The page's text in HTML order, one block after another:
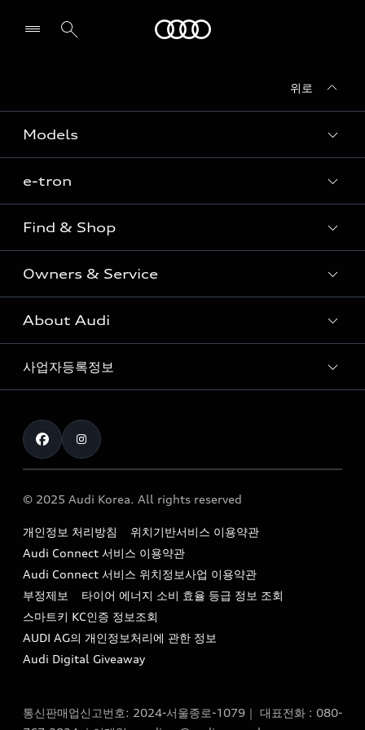
위로
Models
Sedan
SUV
Coupe
S range
e-tron
e-tron
Find & Shop
전시장/AAP 전시장/AS센터
아우디 신차 재고
아우디 모델 비교하기
아우디 공식 인증 중고차
The new Audi A6 Taste Drive 이벤트
Owners & Service
고객안내
Audi Connect
myAudiworld
내비게이션 데이터 다운로드
아우디 영상 매뉴얼
서비스 센터
서비스 프로그램
아우디 e-tron 케어 프로그램
사설수리업체를 위한 권고사항
About Audi
아우디 브랜드
Formula 1
Audi Story
아우디코리아 소식
아우디코리아 소개
아우디 스토리
아우디 브랜드 히스토리
quattro 시스템
사업자등록정보
통신판매업신고번호 : 2024-서울종로-1079
대표자명 : 틸 셰어
딩)
이메일 : audi_m@audi-ccc.co.kr
© 2025 Audi Korea. All rights reserved
개인정보 처리방침
위치기반서비스 이용약관
Audi Connect 서비스 이용약관
Audi Connect 서비스 위치정보사업 이용약관
부정제보
타이어 에너지 소비 효율 등급 정보 조회
스마트키 KC인증 정보조회
AUDI AG의 개인정보처리에 관한 정보
Audi Digital Giveaway
통신판매업신고번호: 2024-서울종로-1079｜ 대표전화 : 080-